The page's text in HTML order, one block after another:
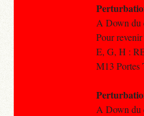
A Down du
Pour
E, G, H :
M13
A Down du